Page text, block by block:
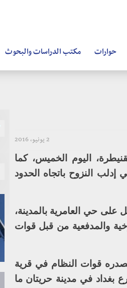
حوارات مكتب الدراسات والبحوث
2 يونيو، 2016
اليوم الخميس، كما
النزوح باتجاه الحدود
حي العامرية بالمدينة،
والمدفعية من قبل قوات
قوات النظام في قرية
بغداد في مدينة حريتان ما